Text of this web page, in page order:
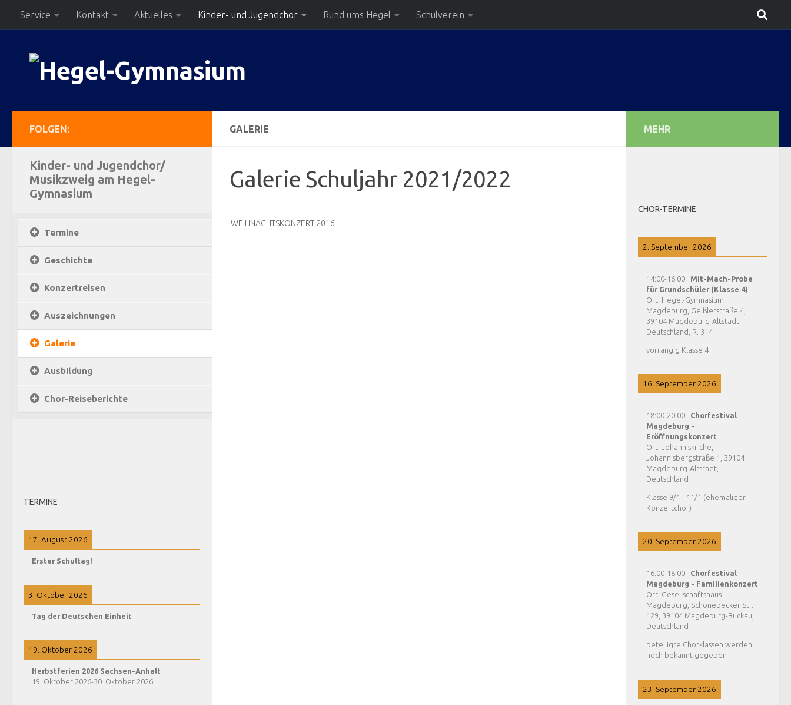
Zum Inhalt springen
Service Kontakt Aktuelles Kinder- und Jugendchor Rund ums Hegel Schulverein
GALERIE
Galerie Schuljahr 2021/2022
WEIHNACHTSKONZERT 2016
FOLGEN:
Kinder- und Jugendchor/
Musikzweig am Hegel-
Gymnasium
Termine
Geschichte
Konzertreisen
Auszeichnungen
Galerie
Ausbildung
Chor-Reiseberichte
TERMINE
17. August 2026
Erster Schultag!
3. Oktober 2026
Tag der Deutschen Einheit
19. Oktober 2026
Herbstferien 2026 Sachsen-Anhalt
19. Oktober 2026-30. Oktober 2026
MEHR
CHOR-TERMINE
2. September 2026
14:00- 16:00: Mit-Mach-Probe
für Grundschüler (Klasse 4)
Ort: Hegel-Gymnasium
Magdeburg, Geißlerstraße 4,
39104 Magdeburg-Altstadt,
Deutschland, R. 314
vorrangig Klasse 4
16. September 2026
18:00-20:00: Chorfestival
Magdeburg -
Eröffnungskonzert
Ort: Johanniskirche,
Johannisbergstraße 1, 39104
Magdeburg-Altstadt,
Deutschland
Klasse 9/1 - 11/1 (ehemaliger
Konzertchor)
20. September 2026
16:00- 18:00: Chorfestival
Magdeburg - Familienkonzert
Ort: Gesellschaftshaus
Magdeburg, Schönebecker Str.
129, 39104 Magdeburg-Buckau,
Deutschland
beteiligte Chorklassen werden
noch bekannt gegeben
23. September 2026